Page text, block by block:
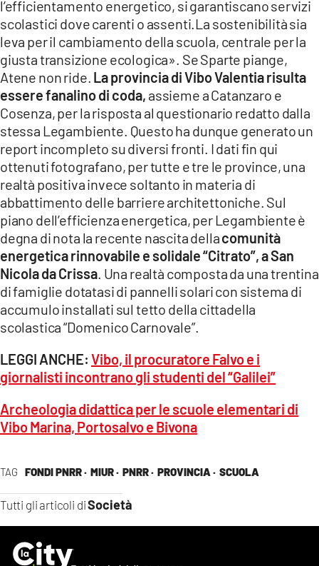
TAG FONDI PNRR · MIUR · PNRR · PROVINCIA · SCUOLA
Tutti gli articoli diSocietà
l’efficientamento energetico, si garantiscano servizi
scolastici dove carenti o assenti.La sostenibilità sia
leva per il cambiamento della scuola, centrale per la
giusta transizione ecologica». Se Sparte piange,
Atene non ride. La provincia di Vibo Valentia risulta
essere fanalino di coda, assieme a Catanzaro e
Cosenza, per la risposta al questionario redatto dalla
stessa Legambiente. Questo ha dunque generato un
report incompleto su diversi fronti. I dati fin qui
ottenuti fotografano, per tutte e tre le province, una
realtà positiva invece soltanto in materia di
abbattimento delle barriere architettoniche. Sul
piano dell’efficienza energetica, per Legambiente è
degna di nota la recente nascita dellacomunità
energetica rinnovabile e solidale “Citrato”, a San
Nicola da Crissa . Una realtà composta da una trentina
di famiglie dotatasi di pannelli solari con sistema di
accumulo installati sul tetto della cittadella
scolastica “Domenico Carnovale”.
LEGGI ANCHE: Vibo, il procuratore Falvo e i
giornalisti incontrano gli studenti del “Galilei”
Archeologia didattica per le scuole elementari di
Vibo Marina, Portosalvo e Bivona